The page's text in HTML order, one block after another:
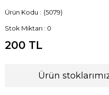
(5079)
Stok Miktarı : 0
200 TL
Ürün